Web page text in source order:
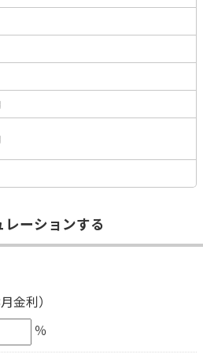
ーションする
金利）
％